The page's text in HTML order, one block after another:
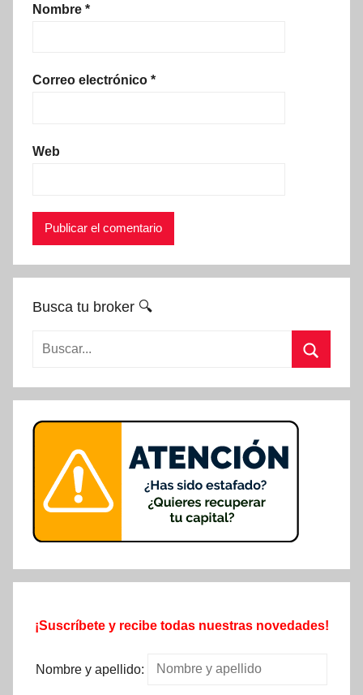
Nombre *
Correo electrónico *
Web
Busca tu broker 🔍
Buscar:
¡Suscríbete y recibe todas nuestras novedades!
Nombre y apellido: